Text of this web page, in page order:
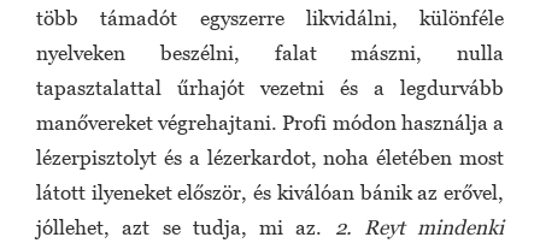
több támadót egyszerre likvidálni, különféle
nyelveken beszélni, falat mászni, nulla
tapasztalattal űrhajót vezetni és a legdurvább
manővereket végrehajtani. Profi módon használja a
lézerpisztolyt és a lézerkardot, noha életében most
látott ilyeneket először, és kiválóan bánik az erővel,
jóllehet, azt se tudja, mi az. 2. Reyt mindenki